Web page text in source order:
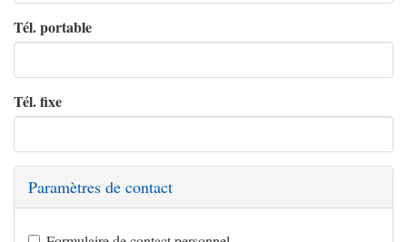
Tél. portable
Tél. fixe
Paramètres de contact